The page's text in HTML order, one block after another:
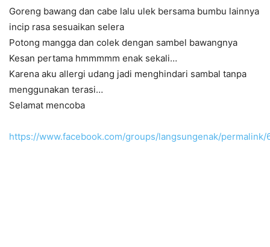
Goreng bawang dan cabe lalu ulek bersama bumbu lainnya
incip rasa sesuaikan selera
Potong mangga dan colek dengan sambel bawangnya
Kesan pertama hmmmmm enak sekali…
Karena aku allergi udang jadi menghindari sambal tanpa
menggunakan terasi…
Selamat mencoba
https://www.facebook.com/groups/langsungenak/